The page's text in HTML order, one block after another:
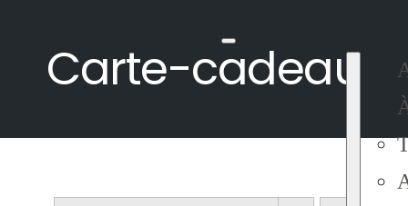
contenuCarte-cadeau